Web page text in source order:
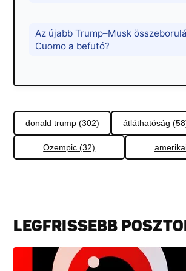
Az újabb Trump–Musk
Cuomo a befutó?
donald trump (302) átláthatóság
Ozempic (32)
LEGFRISSEBB